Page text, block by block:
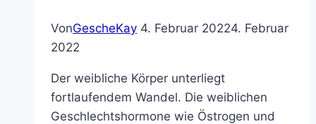
VonGescheKay 4. Februar 20224. Februar
2022
Der weibliche Körper unterliegt
fortlaufendem Wandel. Die weiblichen
Geschlechtshormone wie Östrogen und